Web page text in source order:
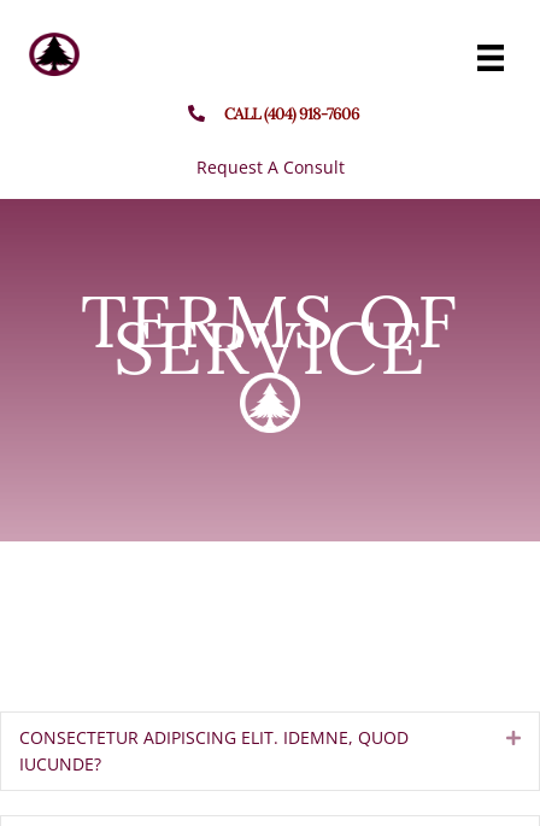
content
CALL (404) 918-7606
Request A Consult
TERMS OF
SERVICE
CONSECTETUR ADIPISCING ELIT. IDEMNE, QUOD
IUCUNDE?